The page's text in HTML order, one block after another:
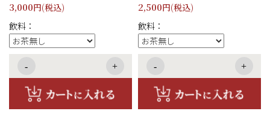
3,000円(税込)
飲料：
- +
2,500円(税込)
飲料：
- +